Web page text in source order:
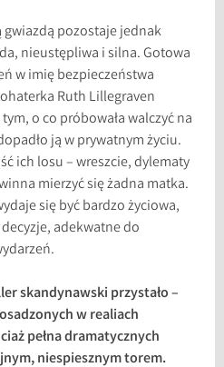
gwiazdą pozostaje jednak
nieustępliwa i silna. Gotowa
w imię bezpieczeństwa
Ruth Lillegraven
o co próbowała walczyć na
ją w prywatnym życiu.
ich losu – wreszcie, dylematy
mierzyć się żadna matka.
się być bardzo życiowa,
adekwatne do
skandynawski przystało –
w realiach
pełna dramatycznych
niespiesznym torem.